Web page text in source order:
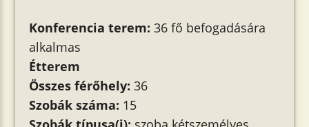
Konferencia terem: 36 fő befogadására
alkalmas
Étterem
Összes férőhely: 36
Szobák száma: 15